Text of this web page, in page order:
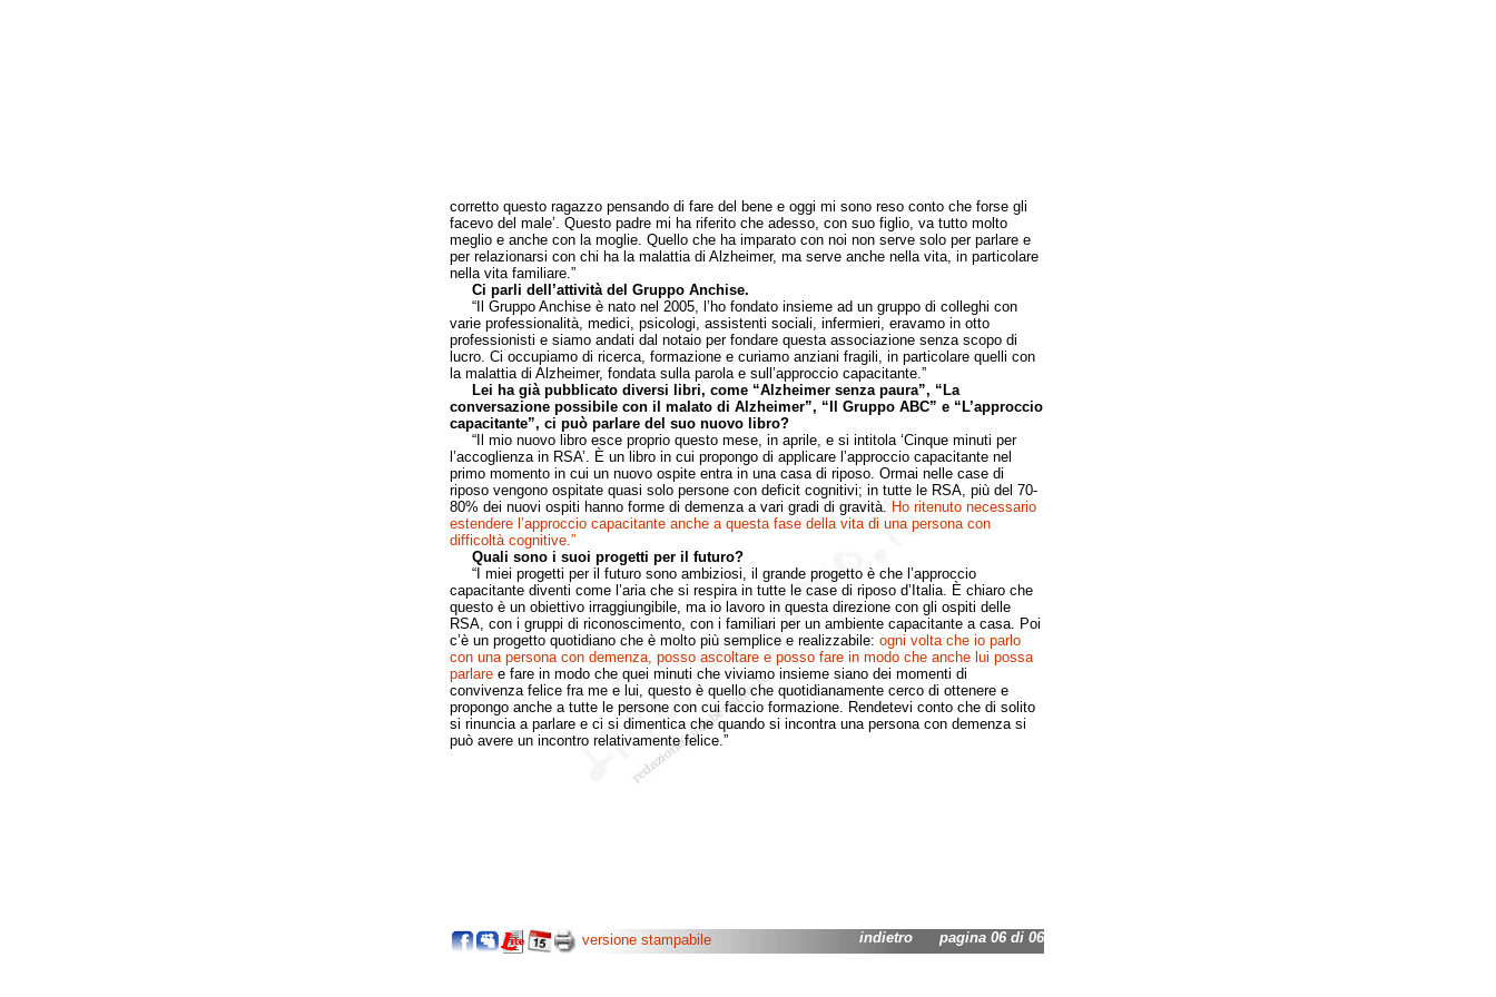
corretto questo ragazzo pensando di fare del bene e oggi mi sono reso conto che forse gli
facevo del male’. Questo padre mi ha riferito che adesso, con suo figlio, va tutto molto
meglio e anche con la moglie. Quello che ha imparato con noi non serve solo per parlare e
per relazionarsi con chi ha la malattia di Alzheimer, ma serve anche nella vita, in particolare
nella vita familiare.”
Ci parli dell’attività del Gruppo Anchise.
“Il Gruppo Anchise è nato nel 2005, l’ho fondato insieme ad un gruppo di colleghi con
varie professionalità, medici, psicologi, assistenti sociali, infermieri, eravamo in otto
professionisti e siamo andati dal notaio per fondare questa associazione senza scopo di
lucro. Ci occupiamo di ricerca, formazione e curiamo anziani fragili, in particolare quelli con
la malattia di Alzheimer, fondata sulla parola e sull’approccio capacitante.”
Lei ha già pubblicato diversi libri, come “Alzheimer senza paura”, “La
conversazione possibile con il malato di Alzheimer”, “Il Gruppo ABC” e “L’approccio
capacitante”, ci può parlare del suo nuovo libro?
“Il mio nuovo libro esce proprio questo mese, in aprile, e si intitola ‘Cinque minuti per
l’accoglienza in RSA’. È un libro in cui propongo di applicare l’approccio capacitante nel
primo momento in cui un nuovo ospite entra in una casa di riposo. Ormai nelle case di
riposo vengono ospitate quasi solo persone con deficit cognitivi; in tutte le RSA, più del 70-
80% dei nuovi ospiti hanno forme di demenza a vari gradi di gravità. Ho ritenuto necessario
estendere l’approccio capacitante anche a questa fase della vita di una persona con
difficoltà cognitive.”
Quali sono i suoi progetti per il futuro?
“I miei progetti per il futuro sono ambiziosi, il grande progetto è che l’approccio
capacitante diventi come l’aria che si respira in tutte le case di riposo d’Italia. È chiaro che
questo è un obiettivo irraggiungibile, ma io lavoro in questa direzione con gli ospiti delle
RSA, con i gruppi di riconoscimento, con i familiari per un ambiente capacitante a casa. Poi
c’è un progetto quotidiano che è molto più semplice e realizzabile: ogni volta che io parlo
con una persona con demenza, posso ascoltare e posso fare in modo che anche lui possa
parlaree fare in modo che quei minuti che viviamo insieme siano dei momenti di
convivenza felice fra me e lui, questo è quello che quotidianamente cerco di ottenere e
propongo anche a tutte le persone con cui faccio formazione. Rendetevi conto che di solito
si rinuncia a parlare e ci si dimentica che quando si incontra una persona con demenza si
può avere un incontro relativamente felice.”
versione stampabile indietropagina 06 di 06